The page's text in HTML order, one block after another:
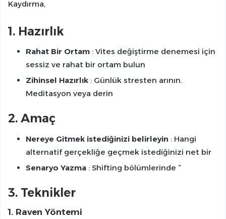
Kaydırma,
1. Hazırlık
Rahat Bir Ortam : Vites değiştirme denemesi için
sessiz ve rahat bir ortam bulun
Zihinsel Hazırlık : Günlük stresten arının.
Meditasyon veya derin
2. Amaç
Nereye Gitmek istediğinizi belirleyin : Hangi
alternatif gerçekliğe geçmek istediğinizi net bir
Senaryo Yazma : Shifting bölümlerinde “
3. Teknikler
1. Raven Yöntemi